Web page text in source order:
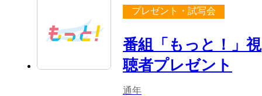
プレゼント・試写会
番組「もっと！」視
聴者プレゼント
通年